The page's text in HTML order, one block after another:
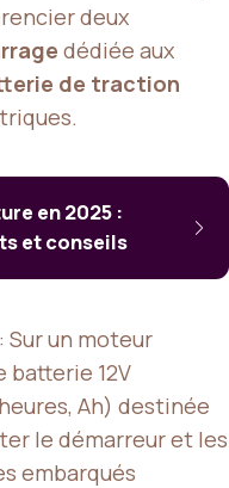
deux
dédiée aux
de traction
en 2025 :
et conseils
Sur un moteur
batterie 12V
Ah) destinée
le démarreur et les
embarqués